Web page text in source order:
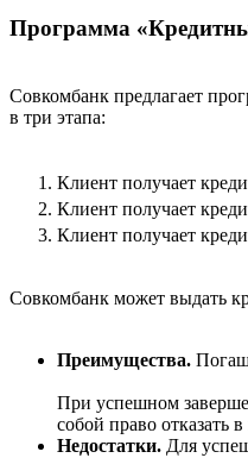
Программа
Совкомбанк предлагает
в три этапа:
Клиент получает
Клиент получает
Клиент получает
Совкомбанк может выдать
Преимущества.
При успешном
собой право отказать
Недостатки. Для